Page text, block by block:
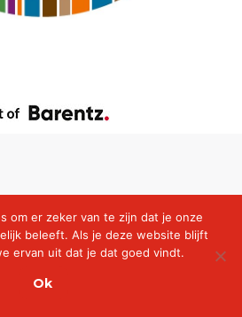
om er zeker van te zijn dat je onze
beleeft. Als je deze website blijft
ervan uit dat je dat goed vindt.
Ok